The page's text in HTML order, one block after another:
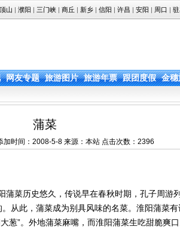
山 | 濮阳 | 三门峡 | 商丘 | 新乡 | 信阳 | 许昌 | 安阳 | 周口 |
网友专题 旅游图片 旅游年票 跟团度假 金穗
蒲菜
加时间：2008-5-8 来源：本站 点击次数： 2396
菜历史悠久，传说早在春秋时期，孔子周游列
从此，蒲菜成为别具风味的名菜。淮阳蒲菜有
葱”。外地蒲菜麻嘴，而淮阳蒲菜生吃甜脆爽口